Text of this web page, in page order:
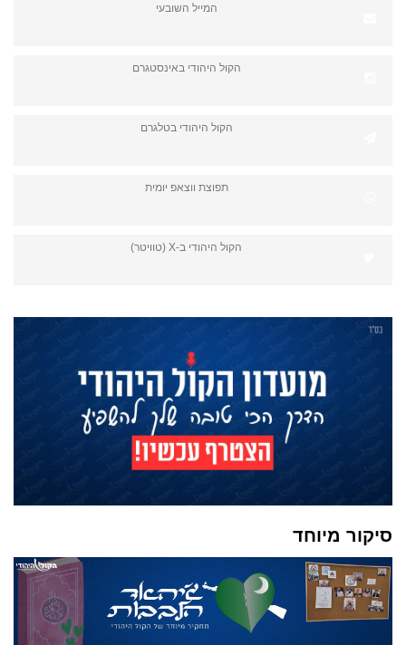
המייל השובעי
הקול היהודי באינסטגרם
הקול היהודי בטלגרם
תפוצת ווצאפ יומית
הקול היהודי ב-X (טוויטר)
סיקור מיוחד